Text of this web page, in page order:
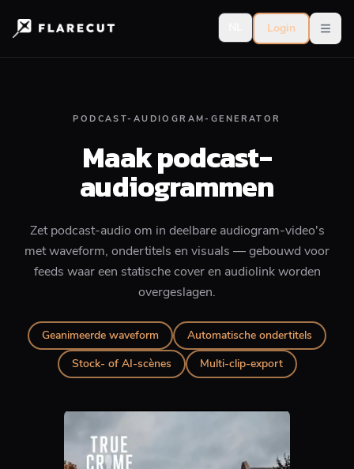
Login
PODCAST-AUDIOGRAM-GENERATOR
Maak podcast-
audiogrammen
Zet podcast-audio om in deelbare audiogram-video's
met waveform, ondertitels en visuals — gebouwd voor
feeds waar een statische cover en audiolink worden
overgeslagen.
Geanimeerde waveform
Automatische ondertitels
Stock- of AI-scènes
Multi-clip-export